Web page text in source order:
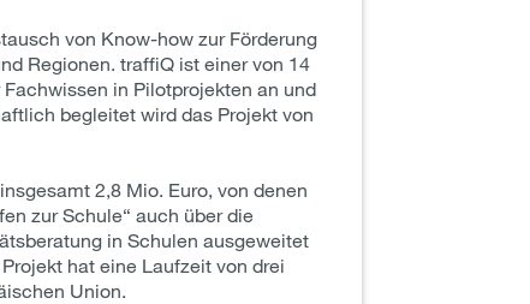
von Know-how zur Förderung
Regionen. traffiQ ist einer von 14
in Pilotprojekten an und
begleitet wird das Projekt von
2,8 Mio. Euro, von denen
zur Schule“ auch über die
in Schulen ausgeweitet
hat eine Laufzeit von drei
Union.